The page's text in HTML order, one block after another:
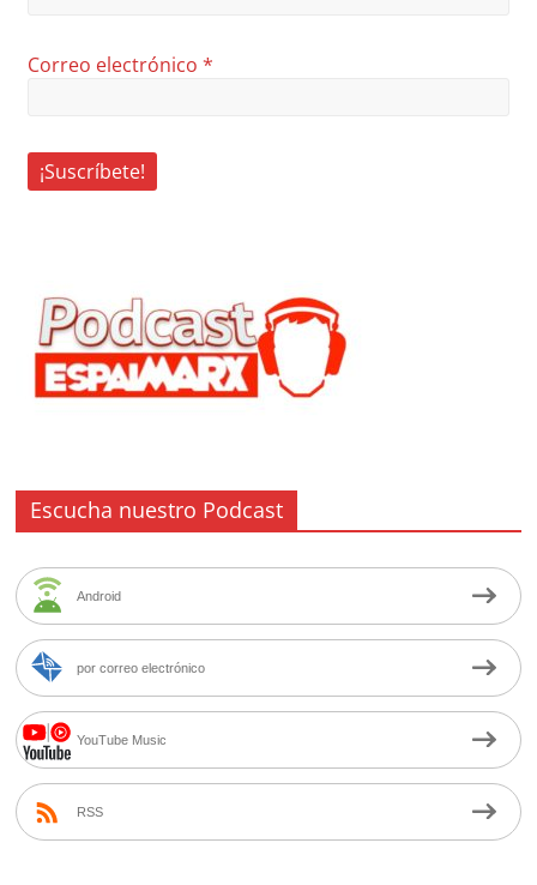
Correo electrónico*
Escucha nuestro Podcast
Android
por correo electrónico
YouTube Music
RSS